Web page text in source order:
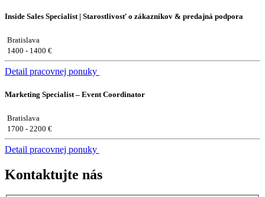
Inside Sales Specialist | Starostlivosť o zákazníkov & predajná podpora
Bratislava
1400 - 1400 €
Detail pracovnej ponuky
Marketing Specialist – Event Coordinator
Bratislava
1700 - 2200 €
Detail pracovnej ponuky
Kontaktujte nás